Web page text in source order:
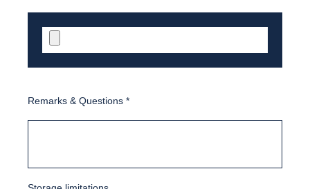
Remarks & Questions *